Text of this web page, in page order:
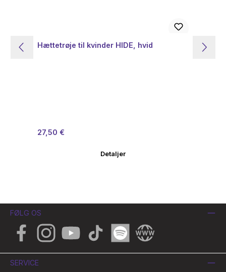
Hættetrøje til kvinder HIDE, hvid
Salgspris:
27,50 €
Detaljer
FØLG OS
FacebookInstagramYouTube TikTok Spotify Website
SERVICE